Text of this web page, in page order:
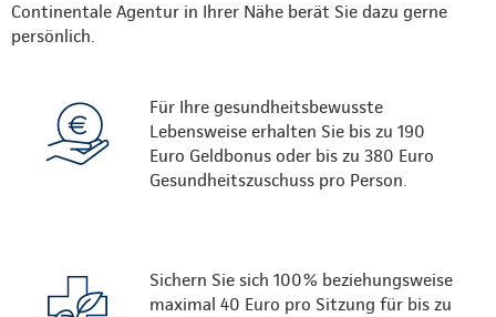
Continentale Agentur in Ihrer Nähe berät Sie dazu gerne
persönlich.
Für Ihre gesundheitsbewusste
Lebensweise erhalten Sie bis zu 190
Euro Geldbonus oder bis zu 380 Euro
Gesundheitszuschuss pro Person.
Sichern Sie sich 100% beziehungsweise
maximal 40 Euro pro Sitzung für bis zu